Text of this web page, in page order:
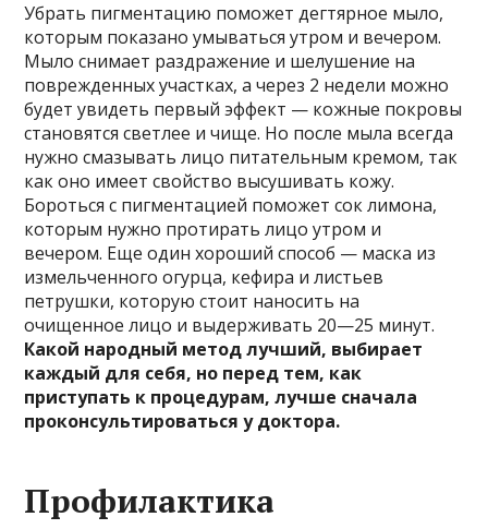
Убрать пигментацию поможет дегтярное мыло,
которым показано умываться утром и вечером.
Мыло снимает раздражение и шелушение на
поврежденных участках, а через 2 недели можно
будет увидеть первый эффект — кожные покровы
становятся светлее и чище. Но после мыла всегда
нужно смазывать лицо питательным кремом, так
как оно имеет свойство высушивать кожу.
Бороться с пигментацией поможет сок лимона,
которым нужно протирать лицо утром и
вечером. Еще один хороший способ — маска из
измельченного огурца, кефира и листьев
петрушки, которую стоит наносить на
очищенное лицо и выдерживать 20—25 минут.
Какой народный метод лучший, выбирает
каждый для себя, но перед тем, как
приступать к процедурам, лучше сначала
проконсультироваться у доктора.
Профилактика